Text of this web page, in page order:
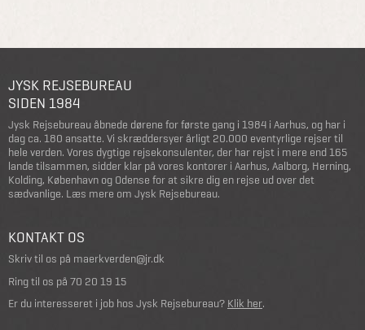
JYSK REJSEBUREAU
SIDEN 1984
Jysk Rejsebureau åbnede dørene for første gang i 1984 i Aarhus, og har i
dag ca. 180 ansatte. Vi skræddersyer årligt 20.000 eventyrlige rejser til
hele verden. Vores dygtige rejsekonsulenter, der har rejst i mere end 165
lande tilsammen, sidder klar på vores kontorer i Aarhus, Aalborg, Herning,
Kolding, København og Odense for at sikre dig en rejse ud over det
sædvanlige. Læs mere om Jysk Rejsebureau.
KONTAKT OS
Skriv til os på maerkverden@jr.dk
Ring til os på 70 20 19 15
Er du interesseret i job hos Jysk Rejsebureau? Klik her.